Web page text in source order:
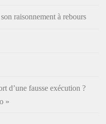
raisonnement à rebours
d’une fausse exécution ?
»